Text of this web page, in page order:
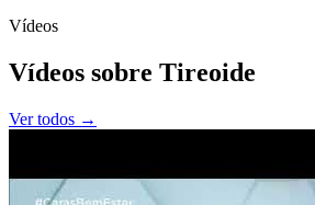
Vídeos
Vídeos sobre Tireoide
Ver todos →